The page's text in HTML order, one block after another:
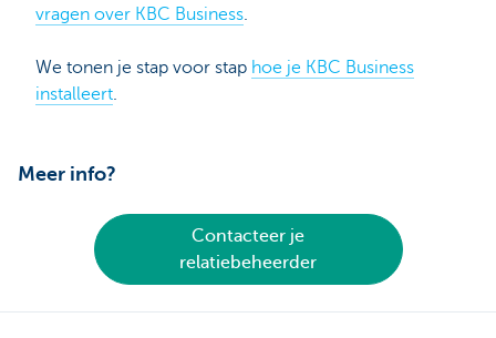
vragen over KBC Business.
We tonen je stap voor stap hoe je KBC Business
installeert.
Meer info?
Contacteer je
relatiebeheerder